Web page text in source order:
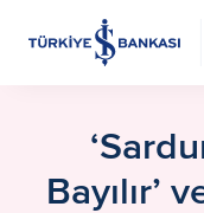
Bayılır’